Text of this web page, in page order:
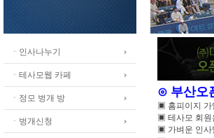
ㆍ인사나누기
ㆍ테사모웹 카페
ㆍ정모 벙개 방
ㆍ벙개신청
⊙ 부산오
▣ 홈피이지 가
▣ 테사모 회원
▣ 가벼운 인사